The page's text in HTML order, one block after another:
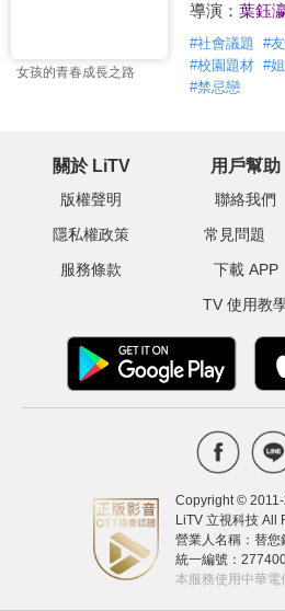
女孩的青春成長之路
導演： 葉鈺
#社會議題 #
#校園題材 #
#禁忌戀
關於 LiTV
版權聲明
隱私權政策
服務條款
用戶幫助
聯絡我們
常見問題
下載 APP
TV 使用教
Copyright © 2011-
LiTV 立視科技 All
營業人名稱：替您
統一編號：
本服務使用中華電